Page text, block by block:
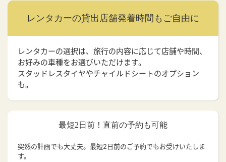
レンタカーの貸出店舗発着時間もご自由に
レンタカーの選択は、旅行の内容に応じて店舗や時間、
お好みの車種をお選びいただけます。
スタッドレスタイヤやチャイルドシートのオプション
も。
最短2日前！直前の予約も可能
突然の計画でも大丈夫。 最短2日前のご予約でもお受けいたしま
す。